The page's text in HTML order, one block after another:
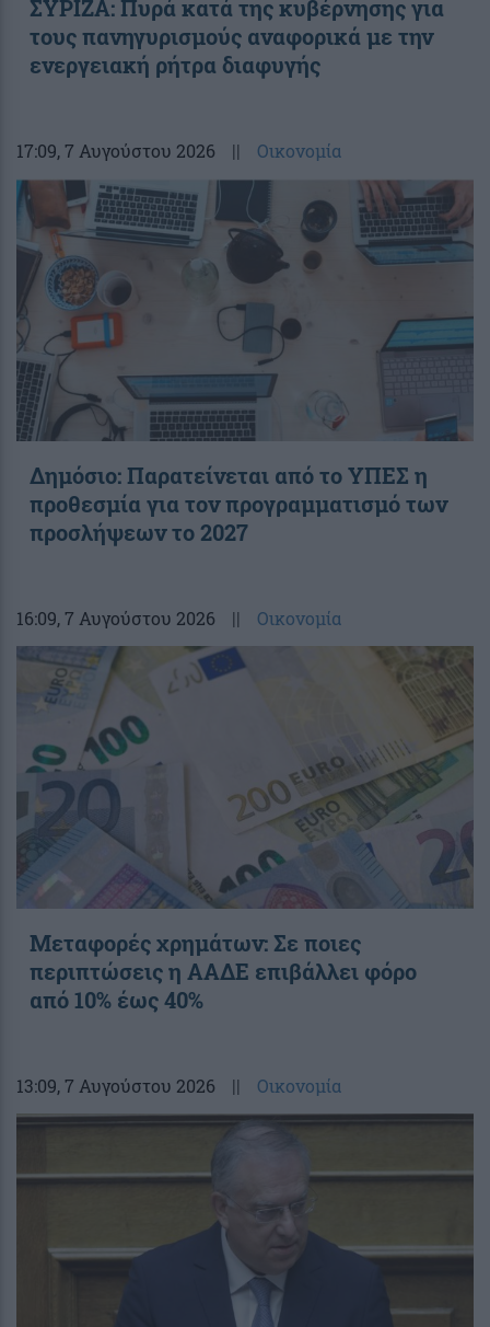
ΣΥΡΙΖΑ: Πυρά κατά της κυβέρνησης για
τους πανηγυρισμούς αναφορικά με την
ενεργειακή ρήτρα διαφυγής
17:09, 7 Αυγούστου 2026 || Οικονομία
Δημόσιο: Παρατείνεται από το ΥΠΕΣ η
προθεσμία για τον προγραμματισμό των
προσλήψεων το 2027
16:09, 7 Αυγούστου 2026 || Οικονομία
Μεταφορές χρημάτων: Σε ποιες
περιπτώσεις η ΑΑΔΕ επιβάλλει φόρο
από 10% έως 40%
13:09, 7 Αυγούστου 2026 || Οικονομία